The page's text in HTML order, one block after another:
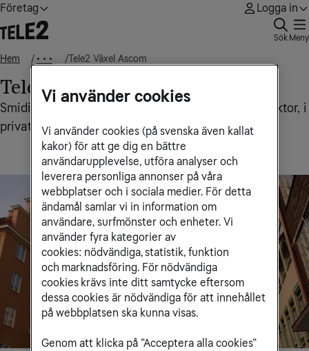
Företag Logga in
Sök Meny
Hem • • • Tele2 Växel Ascom
Tele2 Växel Ascom
Smidig kommunikation för företag och offentlig sektor, i
privat moln eller kundplacerad
Vi använder cookies
Vi använder cookies (på svenska även kallat
kakor) för att ge dig en bättre
användarupplevelse, utföra analyser och
leverera personliga annonser på våra
webbplatser och i sociala medier. För detta
ändamål samlar vi in information om
användare, surfmönster och enheter. Vi
använder fyra kategorier av
cookies: nödvändiga, statistik, funktion
och marknadsföring. För nödvändiga
cookies krävs inte ditt samtycke eftersom
dessa cookies är nödvändiga för att innehållet
på webbplatsen ska kunna visas.
Genom att klicka på ”Acceptera alla cookies”